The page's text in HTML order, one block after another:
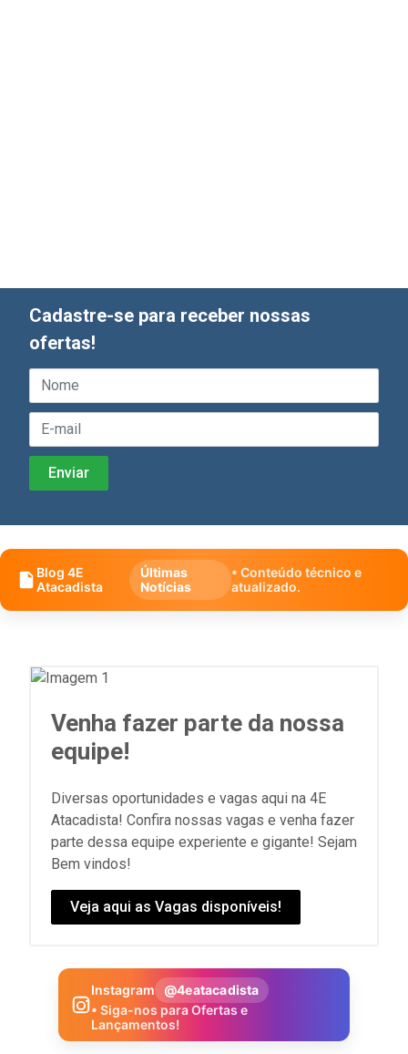
Cadastre-se para receber nossas
ofertas!
Blog 4E
Atacadista
Últimas
Notícias
• Conteúdo técnico e
atualizado.
Venha fazer parte da nossa
equipe!
Diversas oportunidades e vagas aqui na 4E
Atacadista! Confira nossas vagas e venha fazer
parte dessa equipe experiente e gigante! Sejam
Bem vindos!
Veja aqui as Vagas disponíveis!
Instagram
@4eatacadista
• Siga-nos para Ofertas e
Lançamentos!